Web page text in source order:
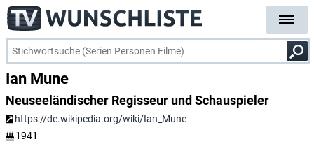
Ian Mune
Neuseeländischer Regisseur und Schauspieler
https://de.wikipedia.org/wiki/Ian_Mune
1941